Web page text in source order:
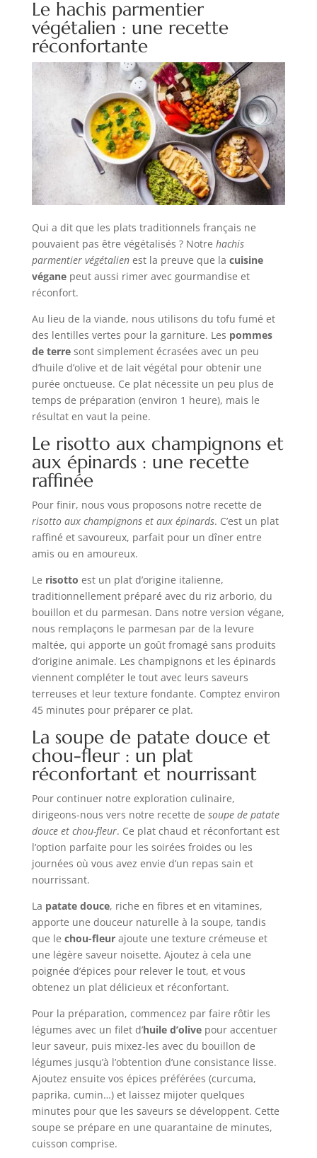
Le hachis parmentier
végétalien : une recette
réconfortante
Qui a dit que les plats traditionnels français ne
pouvaient pas être végétalisés ? Notre hachis
parmentier végétalienest la preuve que la cuisine
véganepeut aussi rimer avec gourmandise et
réconfort.
Au lieu de la viande, nous utilisons du tofu fumé et
des lentilles vertes pour la garniture. Les pommes
de terresont simplement écrasées avec un peu
d’huile d’olive et de lait végétal pour obtenir une
purée onctueuse. Ce plat nécessite un peu plus de
temps de préparation (environ 1 heure), mais le
résultat en vaut la peine.
Le risotto aux champignons et
aux épinards : une recette
raffinée
Pour finir, nous vous proposons notre recette de
risotto aux champignons et aux épinards. C’est un plat
raffiné et savoureux, parfait pour un dîner entre
amis ou en amoureux.
Le risotto est un plat d’origine italienne,
traditionnellement préparé avec du riz arborio, du
bouillon et du parmesan. Dans notre version végane,
nous remplaçons le parmesan par de la levure
maltée, qui apporte un goût fromagé sans produits
d’origine animale. Les champignons et les épinards
viennent compléter le tout avec leurs saveurs
terreuses et leur texture fondante. Comptez environ
45 minutes pour préparer ce plat.
La soupe de patate douce et
chou-fleur : un plat
réconfortant et nourrissant
Pour continuer notre exploration culinaire,
dirigeons-nous vers notre recette de soupe de patate
douce et chou-fleur. Ce plat chaud et réconfortant est
l’option parfaite pour les soirées froides ou les
journées où vous avez envie d’un repas sain et
nourrissant.
La patate douce, riche en fibres et en vitamines,
apporte une douceur naturelle à la soupe, tandis
que le chou-fleurajoute une texture crémeuse et
une légère saveur noisette. Ajoutez à cela une
poignée d’épices pour relever le tout, et vous
obtenez un plat délicieux et réconfortant.
Pour la préparation, commencez par faire rôtir les
légumes avec un filet d’huile d’olivepour accentuer
leur saveur, puis mixez-les avec du bouillon de
légumes jusqu’à l’obtention d’une consistance lisse.
Ajoutez ensuite vos épices préférées (curcuma,
paprika, cumin…) et laissez mijoter quelques
minutes pour que les saveurs se développent. Cette
soupe se prépare en une quarantaine de minutes,
cuisson comprise.